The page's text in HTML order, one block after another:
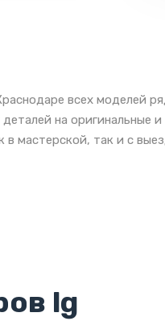
всех моделей
на оригинальные
мастерской, так и с
lg